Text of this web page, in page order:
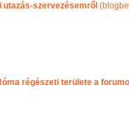
szervezésemről
régészeti területe a